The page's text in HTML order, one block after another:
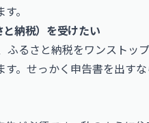
。
納税）を受けたい
るさと納税をワンストッ
。せっかく申告書を出す